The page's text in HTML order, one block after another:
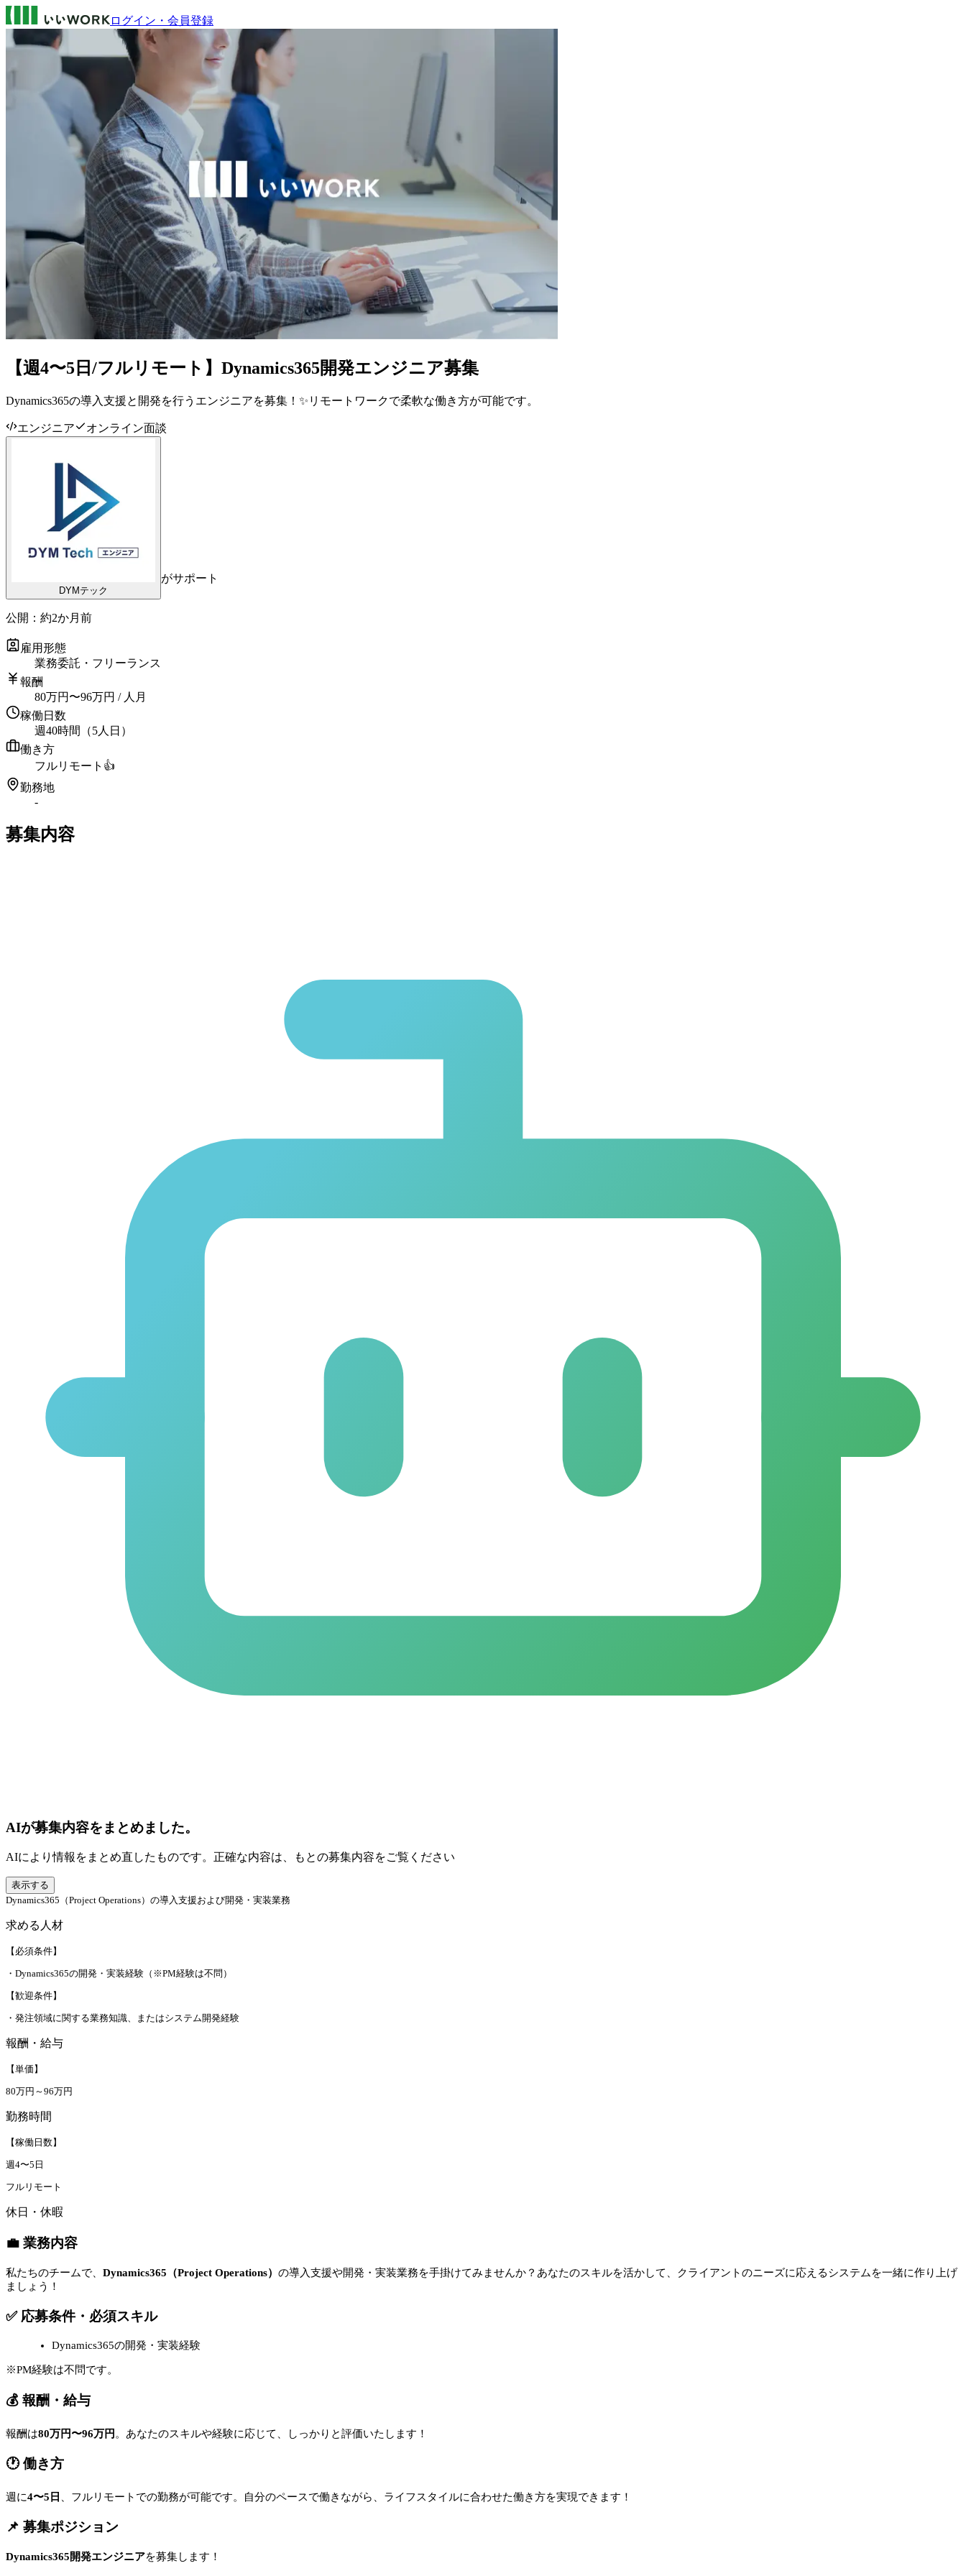
ログイン・会員登録
【週4〜5日/フルリモート】Dynamics365開発エンジニア募集
Dynamics365の導入支援と開発を行うエンジニアを募集！✨リモートワークで柔軟な働き方が可能です。
エンジニア オンライン面談
DYMテック
がサポート
公開： 約2か月前
雇用形態
業務委託・フリーランス
報酬
80万円 〜96万円 / 人月
稼働日数
週40時間（5人日）
働き方
フルリモート 👍
勤務地
-
募集内容
AIが募集内容をまとめました。
AIにより情報をまとめ直したものです。正確な内容は、もとの募集内容をご覧ください
表示する
Dynamics365（Project Operations）の導入支援および開発・実装業務
求める人材
【必須条件】
・Dynamics365の開発・実装経験（※PM経験は不問）
【歓迎条件】
・発注領域に関する業務知識、またはシステム開発経験
報酬・給与
【単価】
80万円～96万円
勤務時間
【稼働日数】
週4〜5日
フルリモート
休日・休暇
💼 業務内容
私たちのチームで、 Dynamics365（Project Operations） の導入支援や開発・実装業務を手掛けてみませんか？あなたのスキルを活かして、クライアントのニーズに応えるシステムを一緒に作り上げ
ましょう！
✅ 応募条件・必須スキル
Dynamics365の開発・実装経験
※PM経験は不問です。
💰 報酬・給与
報酬は80万円〜96万円 。あなたのスキルや経験に応じて、しっかりと評価いたします！
🕐 働き方
週に4〜5日 、フルリモートでの勤務が可能です。自分のペースで働きながら、ライフスタイルに合わせた働き方を実現できます！
📌 募集ポジション
Dynamics365開発エンジニアを募集します！